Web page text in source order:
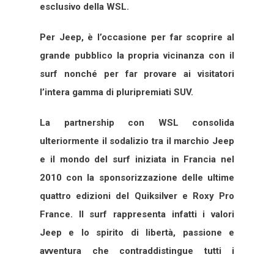
esclusivo della WSL.
Per Jeep, è l’occasione per far scoprire al
grande pubblico la propria vicinanza con il
surf nonché per far provare ai visitatori
l’intera gamma di pluripremiati SUV.
La partnership con WSL consolida
ulteriormente il sodalizio tra il marchio Jeep
e il mondo del surf iniziata in Francia nel
2010 con la sponsorizzazione delle ultime
quattro edizioni del Quiksilver e Roxy Pro
France. Il surf rappresenta infatti i valori
Jeep e lo spirito di libertà, passione e
avventura che contraddistingue tutti i